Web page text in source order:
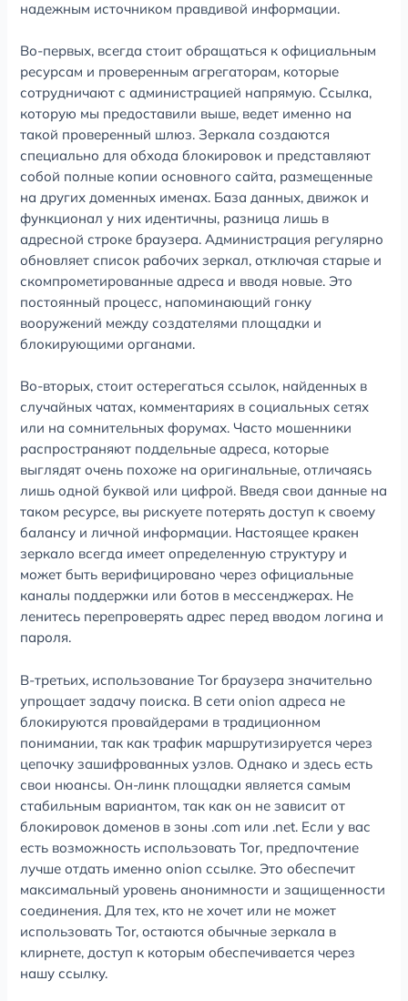
надежным источником правдивой информации.
Во-первых, всегда стоит обращаться к официальным
ресурсам и проверенным агрегаторам, которые
сотрудничают с администрацией напрямую. Ссылка,
которую мы предоставили выше, ведет именно на
такой проверенный шлюз. Зеркала создаются
специально для обхода блокировок и представляют
собой полные копии основного сайта, размещенные
на других доменных именах. База данных, движок и
функционал у них идентичны, разница лишь в
адресной строке браузера. Администрация регулярно
обновляет список рабочих зеркал, отключая старые и
скомпрометированные адреса и вводя новые. Это
постоянный процесс, напоминающий гонку
вооружений между создателями площадки и
блокирующими органами.
Во-вторых, стоит остерегаться ссылок, найденных в
случайных чатах, комментариях в социальных сетях
или на сомнительных форумах. Часто мошенники
распространяют поддельные адреса, которые
выглядят очень похоже на оригинальные, отличаясь
лишь одной буквой или цифрой. Введя свои данные на
таком ресурсе, вы рискуете потерять доступ к своему
балансу и личной информации. Настоящее кракен
зеркало всегда имеет определенную структуру и
может быть верифицировано через официальные
каналы поддержки или ботов в мессенджерах. Не
ленитесь перепроверять адрес перед вводом логина и
пароля.
В-третьих, использование Tor браузера значительно
упрощает задачу поиска. В сети onion адреса не
блокируются провайдерами в традиционном
понимании, так как трафик маршрутизируется через
цепочку зашифрованных узлов. Однако и здесь есть
свои нюансы. Он-линк площадки является самым
стабильным вариантом, так как он не зависит от
блокировок доменов в зоны .com или .net. Если у вас
есть возможность использовать Tor, предпочтение
лучше отдать именно onion ссылке. Это обеспечит
максимальный уровень анонимности и защищенности
соединения. Для тех, кто не хочет или не может
использовать Tor, остаются обычные зеркала в
клирнете, доступ к которым обеспечивается через
нашу ссылку.